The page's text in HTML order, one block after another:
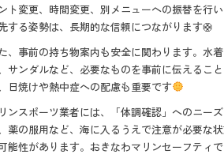
ト変更、時間変更、別メニューへの振替を行
する姿勢は、長期的な信頼につながります🛟
、事前の持ち物案内も安全に関わります。水
サンダルなど、必要なものを事前に伝えるこ
日焼けや熱中症への配慮も重要です
ンスポーツ業者には、「体調確認」へのニー
薬の服用など、海に入るうえで注意が必要な
能性があります。おきなわマリンセーフティ